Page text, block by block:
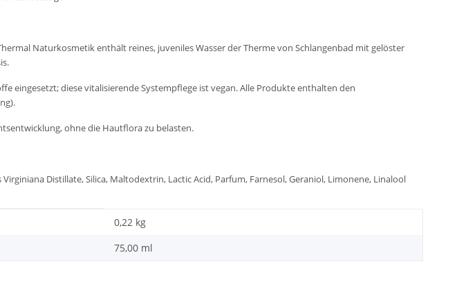
Naturkosmetik enthält reines, juveniles Wasser der Therme von Schlangenbad mit gelöster
eingesetzt; diese vitalisierende Systempflege ist vegan. Alle Produkte enthalten den
ohne die Hautflora zu belasten.
Distillate, Silica, Maltodextrin, Lactic Acid, Parfum, Farnesol, Geraniol, Limonene, Linalool
0,22 kg
75,00 ml